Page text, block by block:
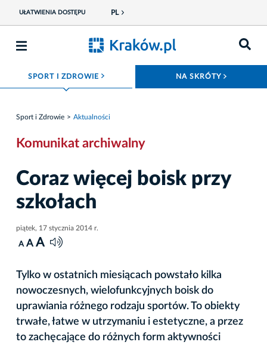
UŁATWIENIA DOSTĘPU PL
SPORT I ZDROWIE ROZWIŃ MENU NA SKRÓTY
Sport i Zdrowie Aktualności
Komunikat archiwalny
Coraz więcej boisk przy
szkołach
piątek, 17 stycznia 2014 r.
A A A
Tylko w ostatnich miesiącach powstało kilka
nowoczesnych, wielofunkcyjnych boisk do
uprawiania różnego rodzaju sportów. To obiekty
trwałe, łatwe w utrzymaniu i estetyczne, a przez
to zachęcające do różnych form aktywności